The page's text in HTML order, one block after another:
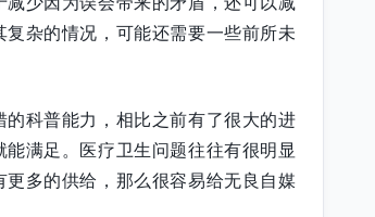
杂的情况，可能还需要一些前所未
科普能力，相比之前有了很大的进
满足。医疗卫生问题往往有很明显
多的供给，那么很容易给无良自媒